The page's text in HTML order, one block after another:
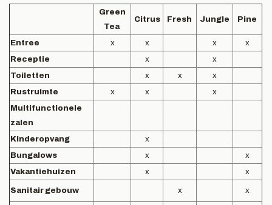
Green
Tea
Citrus Fresh Jungle Pine
Entree x x x
x
Receptie
x
x
Toiletten
x x
x
Rustruimte
x x
x
Multifunctionele
zalen
Kinderopvang
x
Bungalows
x
x
Vakantiehuizen
x x
Sanitair gebouw x x